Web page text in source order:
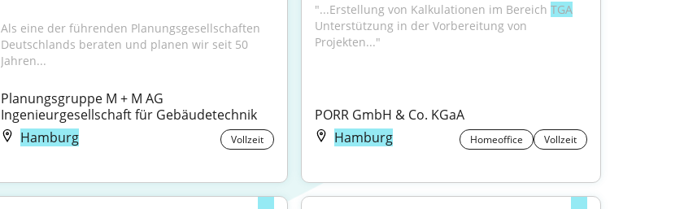
Als eine der führenden Planungsgesellschaften
Deutschlands beraten und planen wir seit 50
Jahren...
Planungsgruppe M + M AG
Ingenieurgesellschaft für Gebäudetechnik
Hamburg
Vollzeit
"...Erstellung von Kalkulationen im Bereich TGA
Unterstützung in der Vorbereitung von
Projekten..."
PORR GmbH & Co. KGaA
Hamburg
Homeoffice Vollzeit